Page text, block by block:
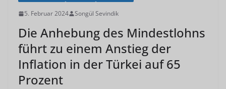
5. Februar 2024 Songül Sevindik
Die Anhebung des Mindestlohns
führt zu einem Anstieg der
Inflation in der Türkei auf 65
Prozent